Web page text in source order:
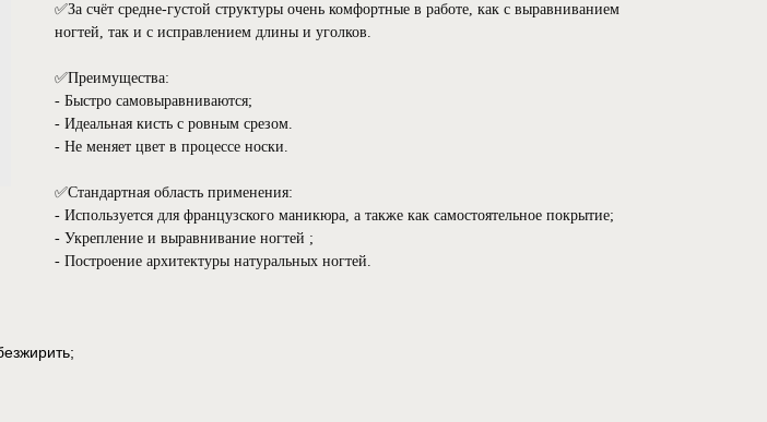
✅За счёт средне-густой структуры очень комфортные в работе, как с выравниванием
ногтей, так и с исправлением длины и уголков.
✅Преимущества:
- Быстро самовыравниваются;
- Идеальная кисть с ровным срезом.
- Не меняет цвет в процессе носки.
✅Стандартная область применения:
- Используется для французского маникюра, а также как самостоятельное покрытие;
- Укрепление и выравнивание ногтей ;
- Построение архитектуры натуральных ногтей.